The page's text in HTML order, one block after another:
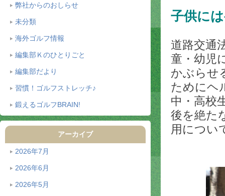
弊社からのおしらせ
未分類
海外ゴルフ情報
編集部Ｋのひとりごと
編集部だより
習慣！ゴルフストレッチ♪
鍛えるゴルフBRAIN!
アーカイブ
2026年7月
2026年6月
2026年5月
子供に
道路交通
童・幼児
かぶらせ
ためにヘ
中・高校
後を絶た
用につい